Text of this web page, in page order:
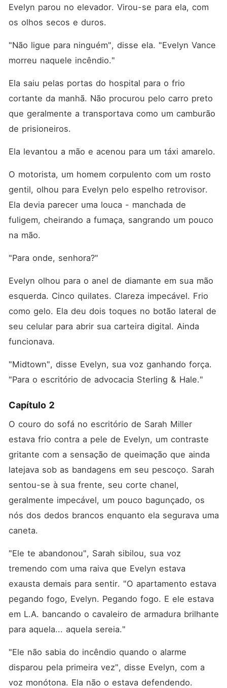
Evelyn parou no elevador. Virou-se para ela, com
os olhos secos e duros.
"Não ligue para ninguém", disse ela. "Evelyn Vance
morreu naquele incêndio."
Ela saiu pelas portas do hospital para o frio
cortante da manhã. Não procurou pelo carro preto
que geralmente a transportava como um camburão
de prisioneiros.
Ela levantou a mão e acenou para um táxi amarelo.
O motorista, um homem corpulento com um rosto
gentil, olhou para Evelyn pelo espelho retrovisor.
Ela devia parecer uma louca - manchada de
fuligem, cheirando a fumaça, sangrando um pouco
na mão.
"Para onde, senhora?"
Evelyn olhou para o anel de diamante em sua mão
esquerda. Cinco quilates. Clareza impecável. Frio
como gelo. Ela deu dois toques no botão lateral de
seu celular para abrir sua carteira digital. Ainda
funcionava.
"Midtown", disse Evelyn, sua voz ganhando força.
"Para o escritório de advocacia Sterling & Hale."
Capítulo 2
O couro do sofá no escritório de Sarah Miller
estava frio contra a pele de Evelyn, um contraste
gritante com a sensação de queimação que ainda
latejava sob as bandagens em seu pescoço. Sarah
sentou-se à sua frente, seu corte chanel,
geralmente impecável, um pouco bagunçado, os
nós dos dedos brancos enquanto ela segurava uma
caneta.
"Ele te abandonou", Sarah sibilou, sua voz
tremendo com uma raiva que Evelyn estava
exausta demais para sentir. "O apartamento estava
pegando fogo, Evelyn. Pegando fogo. E ele estava
em L.A. bancando o cavaleiro de armadura brilhante
para aquela... aquela sereia."
"Ele não sabia do incêndio quando o alarme
disparou pela primeira vez", disse Evelyn, com a
voz monótona. Ela não o estava defendendo.